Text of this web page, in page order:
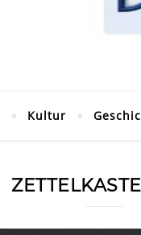
Kultur